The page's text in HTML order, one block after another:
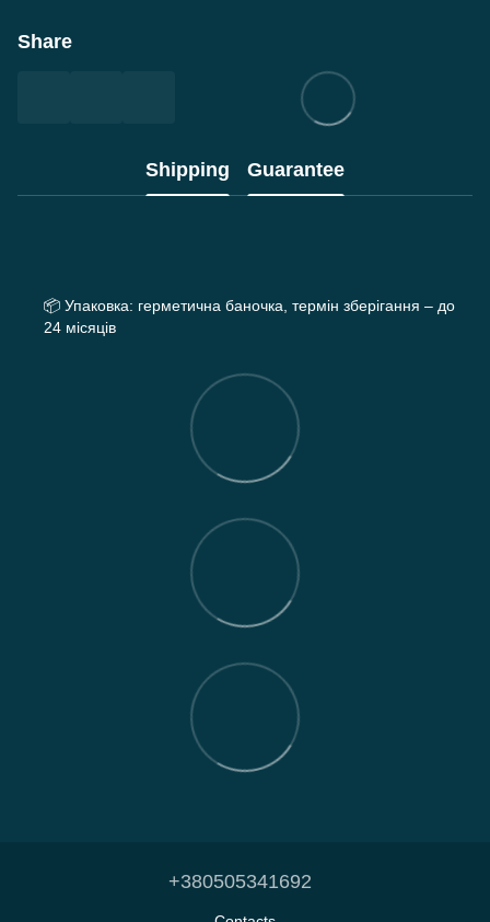
Share
Shipping Guarantee
📦 Упаковка: герметична баночка, термін зберігання – до
24 місяців
+380505341692